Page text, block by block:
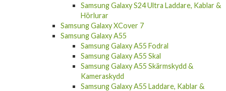
Samsung Galaxy S24 Ultra Laddare, Kablar &
Hörlurar
Samsung Galaxy XCover 7
Samsung Galaxy A55
Samsung Galaxy A55 Fodral
Samsung Galaxy A55 Skal
Samsung Galaxy A55 Skärmskydd &
Kameraskydd
Samsung Galaxy A55 Laddare, Kablar &